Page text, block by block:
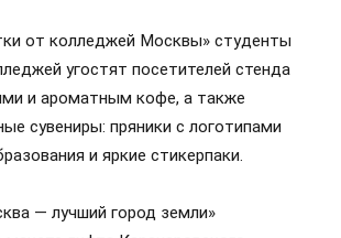
от колледжей Москвы» студенты
угостят посетителей стенда
и ароматным кофе, а также
сувениры: пряники с логотипами
и яркие стикерпаки.
— лучший город земли»